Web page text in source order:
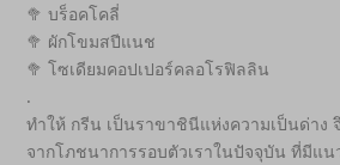
🥦 บร็อคโคลี่
🥦 ผักโขมสปีแนช
🥦 โซเดียมคอปเปอร์คลอโรฟิลลิน
.
ทำให้ กรีน เป็นราขาชินีแห่งความเป็นด่าง
จากโภชนาการรอบตัวเราในปัจจุบัน ที่มีแน